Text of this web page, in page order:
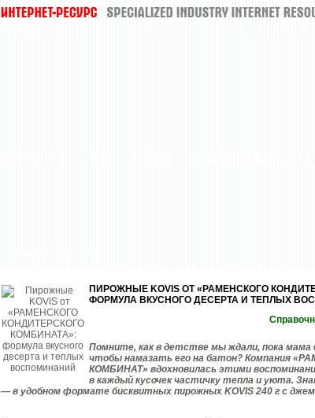
ПИРОЖНЫЕ KOVIS ОТ «РАМЕНСКОГО
ФОРМУЛА ВКУСНОГО ДЕСЕРТА И ТЕПЛЫХ
Помните, как в детстве мы ждали, пока мама
чтобы намазать его на батон? Компания
КОМБИНАТ» вдохновилась этими
в каждый кусочек частичку тепла и уюта.
— в удобном формате бисквитных пирожных KOVIS 240 г с